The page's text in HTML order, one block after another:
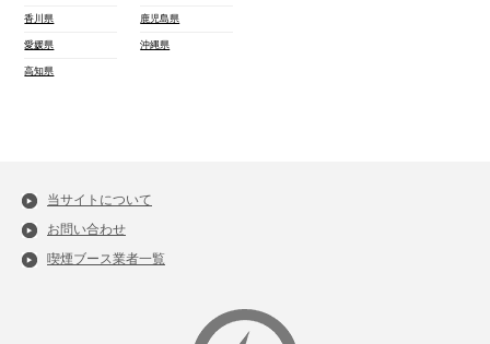
香川県
愛媛県
高知県
鹿児島県
沖縄県
当サイトについて
お問い合わせ
喫煙ブース業者一覧